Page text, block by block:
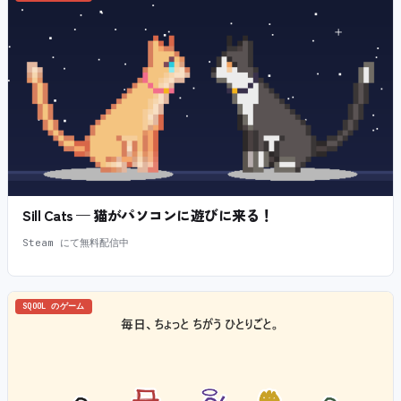
Sill Cats — 猫がパソコンに遊びに来る！
Steam にて無料配信中
SQOOL のゲーム